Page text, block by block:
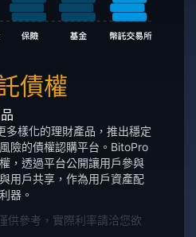
債權
多樣化的理財產品，推出穩定
險的債權認購平台。BitoPro
，透過平台公開讓用戶參與
用戶共享，作為用戶資產配
器。
供參考，實際利率請洽您欲